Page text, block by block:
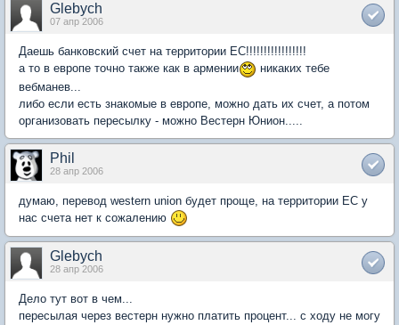
Glebych
07 апр 2006
Даешь банковский счет на территории ЕС!!!!!!!!!!!!!!!!!
а то в европе точно также как в армении
никаких тебе
вебманев...
либо если есть знакомые в европе, можно дать их счет, а потом
организовать пересылку - можно Вестерн Юнион.....
Phil
28 апр 2006
думаю, перевод western union будет проще, на территории ЕС у
нас счета нет к сожалению
Glebych
28 апр 2006
Дело тут вот в чем...
пересылая через вестерн нужно платить процент... с ходу не могу